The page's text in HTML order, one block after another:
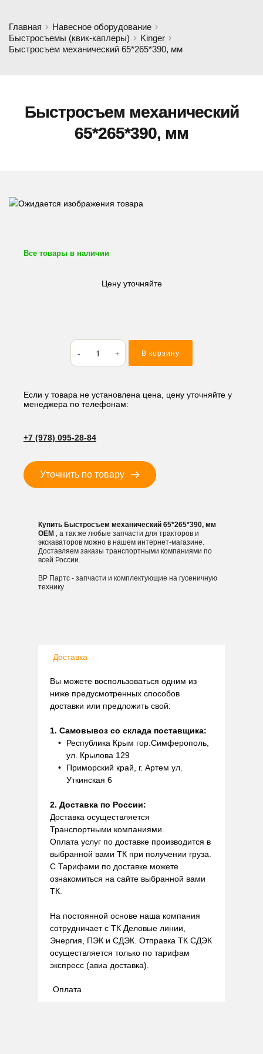
Главная
Навесное оборудование
Быстросъемы (квик-каплеры)
Kinger
Быстросъем механический 65*265*390, мм
Быстросъем механический
65*265*390, мм
Все товары в наличии
Цену уточняйте
Количество
товара
Быстросъем
65*265*390,
мм
В корзину
Если у товара не установлена цена, цену уточняйте у
менеджера по телефонам:
+7 (978) 095-28-84
Уточнить по товару
Купить Быстросъем механический 65*265*390, мм
OEM , а так же любые запчасти для тракторов и
экскаваторов можно в нашем интернет-магазине.
Доставляем заказы транспортными компаниями по
всей России.
ВР Партс - запчасти и комплектующие на гусеничную
технику
Доставка
Вы можете воспользоваться одним из
ниже предусмотренных способов
доставки или предложить свой:
1. Самовывоз со склада поставщика:
Республика Крым гор.Симферополь,
ул. Крылова 129
Приморский край, г. Артем ул.
Уткинская 6
2. Доставка по России:
Доставка осуществляется
Транспортными компаниями.
Оплата услуг по доставке производится в
выбранной вами ТК при получении груза.
С Тарифами по доставке можете
ознакомиться на сайте выбранной вами
ТК.
На постоянной основе наша компания
сотрудничает с ТК Деловые линии,
Энергия, ПЭК и СДЭК. Отправка ТК СДЭК
осуществляется только по тарифам
экспресс (авиа доставка).
Оплата